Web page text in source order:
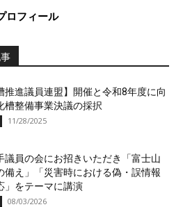
ロフィール
推進議員連盟】開催と令和8年度に向
槽整備事業決議の採択
11/28/2025
議員の会にお招きいただき「富士山
備え」「災害時における偽・誤情報
」をテーマに講演
08/03/2026